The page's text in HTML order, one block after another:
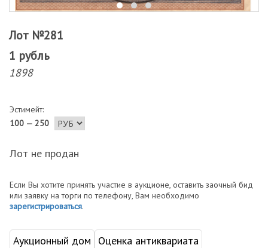
Лот №281
1 рубль
1898
Эстимейт:
100 — 250
Лот не продан
Если Вы хотите принять участие в аукционе, оставить заочный бид
или заявку на торги по телефону, Вам необходимо
зарегистрироваться.
Аукционный дом
Оценка антиквариата